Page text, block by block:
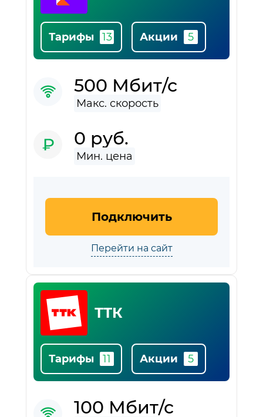
ТТК
Тарифы Акции
100 Мбит/с
Тарифы Акции
500 Мбит/с
0 руб.
Подключить
Перейти на сайт